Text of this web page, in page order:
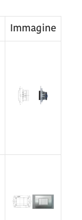
Immagine